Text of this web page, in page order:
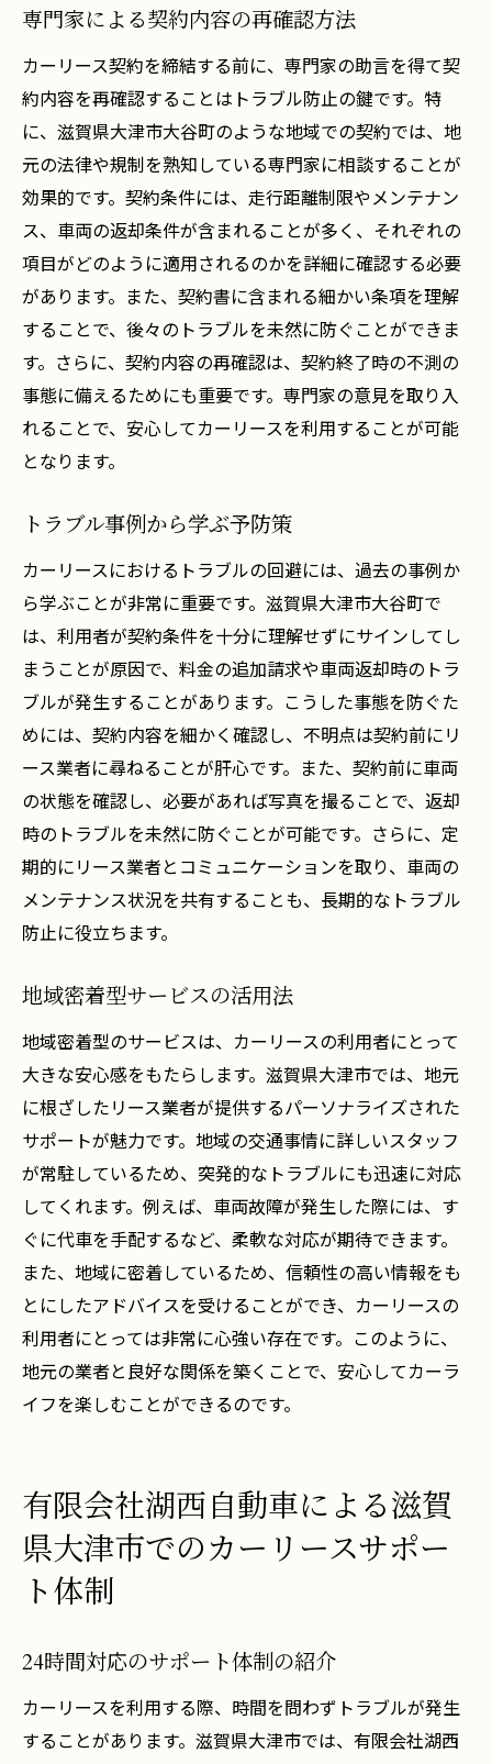
専門家による契約内容の再確認方法
カーリース契約を締結する前に、専門家の助言を得て契
約内容を再確認することはトラブル防止の鍵です。特
に、滋賀県大津市大谷町のような地域での契約では、地
元の法律や規制を熟知している専門家に相談することが
効果的です。契約条件には、走行距離制限やメンテナン
ス、車両の返却条件が含まれることが多く、それぞれの
項目がどのように適用されるのかを詳細に確認する必要
があります。また、契約書に含まれる細かい条項を理解
することで、後々のトラブルを未然に防ぐことができま
す。さらに、契約内容の再確認は、契約終了時の不測の
事態に備えるためにも重要です。専門家の意見を取り入
れることで、安心してカーリースを利用することが可能
となります。
トラブル事例から学ぶ予防策
カーリースにおけるトラブルの回避には、過去の事例か
ら学ぶことが非常に重要です。滋賀県大津市大谷町で
は、利用者が契約条件を十分に理解せずにサインしてし
まうことが原因で、料金の追加請求や車両返却時のトラ
ブルが発生することがあります。こうした事態を防ぐた
めには、契約内容を細かく確認し、不明点は契約前にリ
ース業者に尋ねることが肝心です。また、契約前に車両
の状態を確認し、必要があれば写真を撮ることで、返却
時のトラブルを未然に防ぐことが可能です。さらに、定
期的にリース業者とコミュニケーションを取り、車両の
メンテナンス状況を共有することも、長期的なトラブル
防止に役立ちます。
地域密着型サービスの活用法
地域密着型のサービスは、カーリースの利用者にとって
大きな安心感をもたらします。滋賀県大津市では、地元
に根ざしたリース業者が提供するパーソナライズされた
サポートが魅力です。地域の交通事情に詳しいスタッフ
が常駐しているため、突発的なトラブルにも迅速に対応
してくれます。例えば、車両故障が発生した際には、す
ぐに代車を手配するなど、柔軟な対応が期待できます。
また、地域に密着しているため、信頼性の高い情報をも
とにしたアドバイスを受けることができ、カーリースの
利用者にとっては非常に心強い存在です。このように、
地元の業者と良好な関係を築くことで、安心してカーラ
イフを楽しむことができるのです。
有限会社湖西自動車による滋賀
県大津市でのカーリースサポー
ト体制
24時間対応のサポート体制の紹介
カーリースを利用する際、時間を問わずトラブルが発生
することがあります。滋賀県大津市では、有限会社湖西